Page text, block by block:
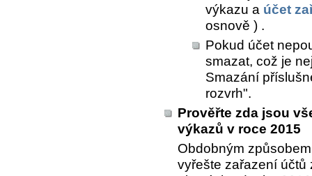
výkazu a účet
osnově ) .
Pokud účet
smazat, což je
Smazání
rozvrh".
Prověřte zda jsou
výkazů v roce 2015
Obdobným
vyřešte zařazení